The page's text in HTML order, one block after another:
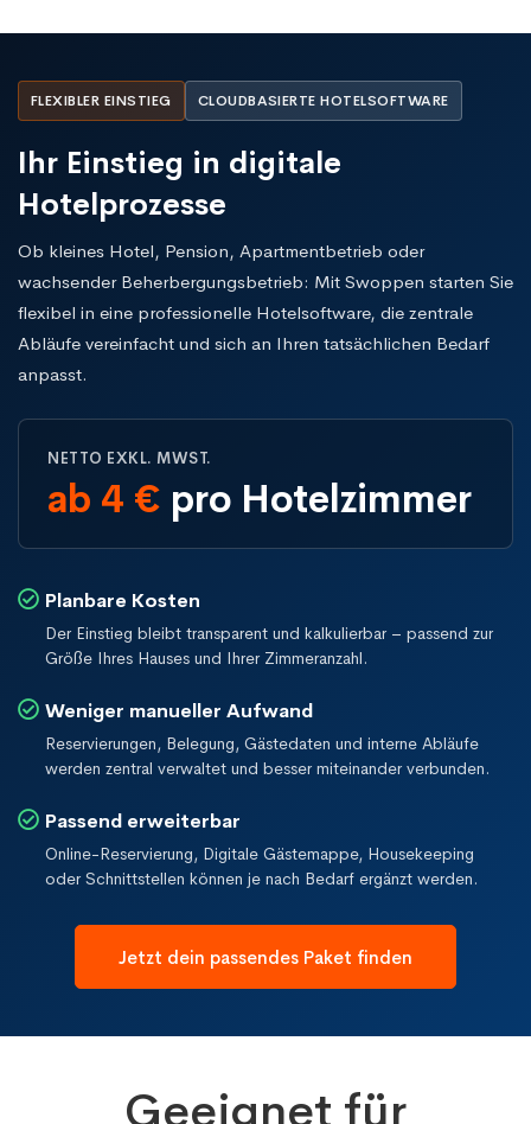
FLEXIBLER EINSTIEG CLOUDBASIERTE HOTELSOFTWARE
Ihr Einstieg in digitale
Hotelprozesse
Ob kleines Hotel, Pension, Apartmentbetrieb oder
wachsender Beherbergungsbetrieb: Mit Swoppen starten Sie
flexibel in eine professionelle Hotelsoftware, die zentrale
Abläufe vereinfacht und sich an Ihren tatsächlichen Bedarf
anpasst.
NETTO EXKL. MWST.
ab 4 € pro Hotelzimmer
Planbare Kosten
Der Einstieg bleibt transparent und kalkulierbar – passend zur
Größe Ihres Hauses und Ihrer Zimmeranzahl.
Weniger manueller Aufwand
Reservierungen, Belegung, Gästedaten und interne Abläufe
werden zentral verwaltet und besser miteinander verbunden.
Passend erweiterbar
Online-Reservierung, Digitale Gästemappe, Housekeeping
oder Schnittstellen können je nach Bedarf ergänzt werden.
Jetzt dein passendes Paket finden
Geeignet für